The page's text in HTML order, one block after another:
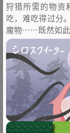
狩猎所需的物资
吃，难吃得过分
魔物……既然如此